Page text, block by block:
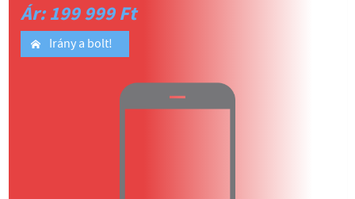
Ár: 199 999 Ft
Irány a bolt!